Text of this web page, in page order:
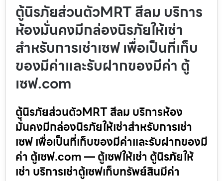
ตู้นิรภัยส่วนตัวMRT สีลม บริการ
ห้องมั่นคงมีกล่องนิรภัยให้เช่า
สำหรับการเช่าเซฟ เพื่อเป็นที่เก็บ
ของมีค่าและรับฝากของมีค่า ตู้
เซฟ.com
ตู้นิรภัยส่วนตัวMRT สีลม บริการห้อง
มั่นคงมีกล่องนิรภัยให้เช่าสำหรับการเช่า
เซฟ เพื่อเป็นที่เก็บของมีค่าและรับฝากของมี
ค่า ตู้เซฟ.com — ตู้เซฟให้เช่า ตู้นิรภัยให้
เช่า บริการเช่าตู้เซฟเก็บทรัพย์สินมีค่า